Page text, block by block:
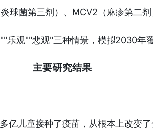
球菌第三剂）、MCV2（麻疹第二剂
乐观""悲观"三种情景，模拟2030年覆
主要研究结果
亿儿童接种了疫苗，从根本上改变了